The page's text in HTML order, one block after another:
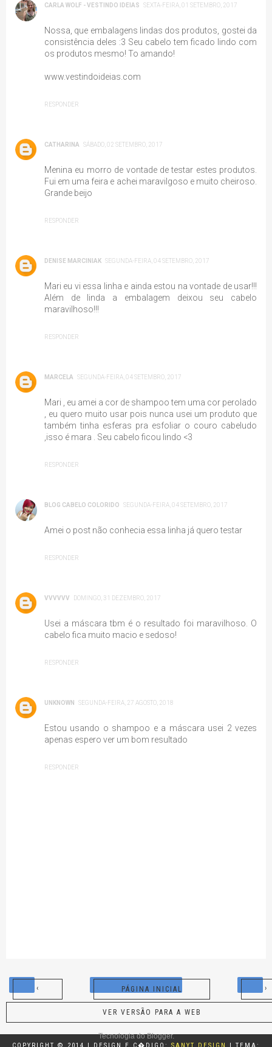
CARLA WOLF - VESTINDO IDEIAS SEXTA-FEIRA, 01 SETEMBRO, 2017
Nossa, que embalagens lindas dos produtos, gostei da
consistência deles :3 Seu cabelo tem ficado lindo com
os produtos mesmo! To amando!
www.vestindoideias.com
RESPONDER
CATHARINA SÁBADO, 02 SETEMBRO, 2017
Menina eu morro de vontade de testar estes produtos.
Fui em uma feira e achei maravilgoso e muito cheiroso.
Grande beijo
RESPONDER
DENISE MARCINIAK SEGUNDA-FEIRA, 04 SETEMBRO, 2017
Mari eu vi essa linha e ainda estou na vontade de usar!!!
Além de linda a embalagem deixou seu cabelo
maravilhoso!!!
RESPONDER
MARCELA SEGUNDA-FEIRA, 04 SETEMBRO, 2017
Mari , eu amei a cor de shampoo tem uma cor perolado
, eu quero muito usar pois nunca usei um produto que
também tinha esferas pra esfoliar o couro cabeludo
,isso é mara . Seu cabelo ficou lindo <3
RESPONDER
BLOG CABELO COLORIDO SEGUNDA-FEIRA, 04 SETEMBRO, 2017
Amei o post não conhecia essa linha já quero testar
RESPONDER
VVVVVV DOMINGO, 31 DEZEMBRO, 2017
Usei a máscara tbm é o resultado foi maravilhoso. O
cabelo fica muito macio e sedoso!
RESPONDER
UNKNOWN SEGUNDA-FEIRA, 27 AGOSTO, 2018
Estou usando o shampoo e a máscara usei 2 vezes
apenas espero ver um bom resultado
RESPONDER
‹ ›
PÁGINA INICIAL
VER VERSÃO PARA A WEB
Tecnologia doBlogger.